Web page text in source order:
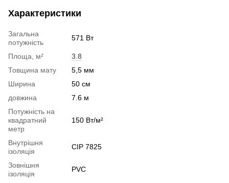
Характеристики
Загальна
потужність
571 Вт
Площа, м²
3.8
Товщина мату
5,5 мм
Ширина
50 см
довжина
7.6 м
Потужність на
квадратний
метр
150 Вт/м²
Внутрішня
ізоляція
CIP 7825
Зовнішня
ізоляція
PVС